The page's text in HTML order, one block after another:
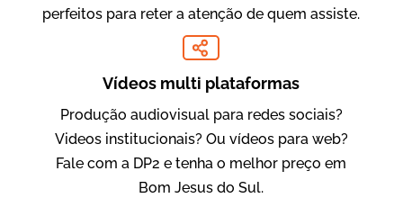
Amigo Edu
perfeitos para reter a atenção de quem assiste.
Vídeos multi plataformas
Produção audiovisual para redes sociais?
Videos institucionais? Ou vídeos para web?
Fale com a DP2 e tenha o melhor preço em
Bom Jesus do Sul.